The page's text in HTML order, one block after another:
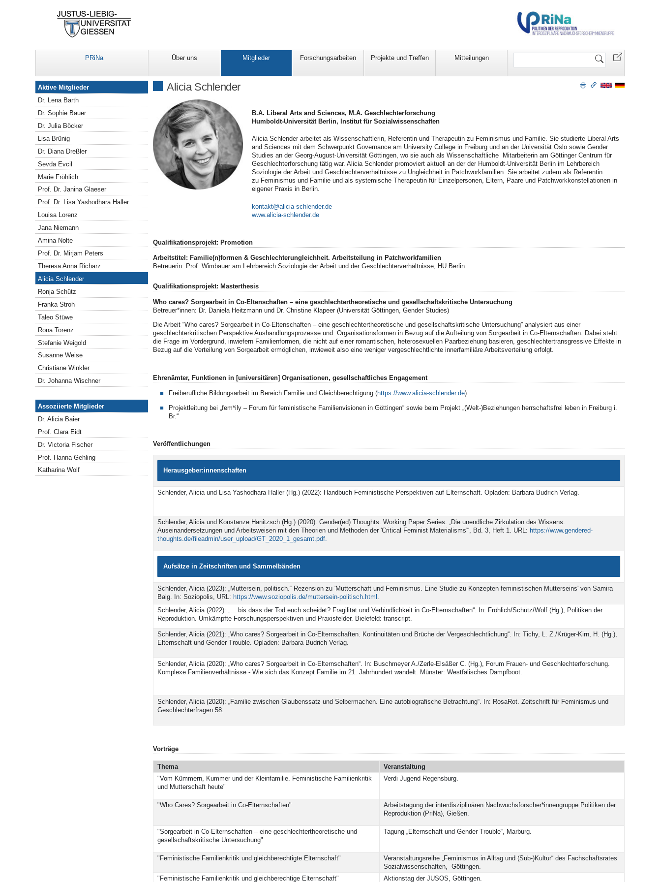
PRiNa Über uns Mitglieder Forschungsarbeiten Projekte und Treffen Mitteilungen
Website
Alicia Schlender
B.A. Liberal Arts and Sciences, M.A. Geschlechterforschung
Humboldt-Universität Berlin, Institut für Sozialwissen­schaften
Alicia Schlender arbeitet als Wissenschaftlerin, Referentin und Therapeutin zu Feminismus und Familie. Sie studierte Liberal Arts
and Sciences mit dem Schwerpunkt Governance am University College in Freiburg und an der Universität Oslo sowie Gender
Studies an der Georg-August-Universität Göttingen, wo sie auch als Wissenschaftliche Mitarbeiterin am Göttinger Centrum für
Geschlechterforschung tätig war. Alicia Schlender promoviert aktuell an der der Humboldt-Universität Berlin im Lehrbereich
Soziologie der Arbeit und Geschlechterverhältnisse zu Ungleichheit in Patchworkfamilien. Sie arbeitet zudem als Referentin
zu Feminismus und Familie und als systemische Therapeutin für Einzelpersonen, Eltern, Paare und Patchworkkonstellationen in
eigener Praxis in Berlin.
kontakt@alicia-schlender.de
www.alicia-schlender.de
Qualifikationsprojekt: Promotion
Arbeitstitel: Familie(n)formen & Geschlechterungleichheit. Arbeitsteilung in Patchworkfamilien
Betreuerin: Prof. Wimbauer am Lehrbereich Soziologie der Arbeit und der Geschlechterverhältnisse, HU Berlin
Qualifikationsprojekt: Masterthesis
Who cares? Sorgearbeit in Co-Eltenschaften – eine geschlechtertheoretische und gesellschaftskritische Untersuchung
Betreuer*innen: Dr. Daniela Heitzmann und Dr. Christine Klapeer (Universität Göttingen, Gender Studies)
Die Arbeit “Who cares? Sorgearbeit in Co-Eltenschaften – eine geschlechtertheoretische und gesellschaftskritische Untersuchung” analysiert aus einer
geschlechterkritischen Perspektive Aushandlungsprozesse und Organisationsformen in Bezug auf die Aufteilung von Sorgearbeit in Co-Elternschaften. Dabei steht
die Frage im Vordergrund, inwiefern Familienformen, die nicht auf einer romantischen, heterosexuellen Paarbeziehung basieren, geschlechtertransgressive Effekte in
Bezug auf die Verteilung von Sorgearbeit ermöglichen, inwieweit also eine weniger vergeschlechtlichte innerfamiliäre Arbeitsverteilung erfolgt.
Ehrenämter, Funktionen in [universitären] Organisationen, gesellschaftliches Engagement
Freiberufliche Bildungsarbeit im Bereich Familie und Gleichberechtigung (https://www.alicia-schlender.de)
Projektleitung bei „fem*ily – Forum für feministische Familienvisionen in Göttingen“ sowie beim Projekt „(Welt-)Beziehungen herrschaftsfrei leben in Freiburg i.
Br.“
Veröffentlichungen
Herausgeber:innenschaften
Schlender, Alicia und Lisa Yashodhara Haller (Hg.) (2022): Handbuch Feministische Perspektiven auf Elternschaft. Opladen: Barbara Budrich Verlag.
Schlender, Alicia und Konstanze Hanitzsch (Hg.) (2020): Gender(ed) Thoughts. Working Paper Series. „Die unendliche Zirkulation des Wissens.
Auseinandersetzungen und Arbeitsweisen mit den Theorien und Methoden der 'Critical Feminist Materialisms'“, Bd. 3, Heft 1. URL: https://www.gendered-
thoughts.de/fileadmin/user_upload/GT_2020_1_gesamt.pdf.
Aufsätze in Zeitschriften und Sammelbänden
Schlender, Alicia (2023): „Muttersein, politisch.“ Rezension zu 'Mutterschaft und Feminismus. Eine Studie zu Konzepten feministischen Mutterseins' von Samira
Baig. In: Soziopolis, URL: https://www.soziopolis.de/muttersein-politisch.html .
Schlender, Alicia (2022): „... bis dass der Tod euch scheidet? Fragilität und Verbindlichkeit in Co-Elternschaften“. In: Fröhlich/Schütz/Wolf (Hg.), Politiken der
Reproduktion. Umkämpfte Forschungsperspektiven und Praxisfelder. Bielefeld: transcript.
Schlender, Alicia (2021): „Who cares? Sorgearbeit in Co-Elternschaften. Kontinuitäten und Brüche der Vergeschlechtlichung“. In: Tichy, L. Z./Krüger-Kirn, H. (Hg.),
Elternschaft und Gender Trouble. Opladen: Barbara Budrich Verlag.
Schlender, Alicia (2020): „Who cares? Sorgearbeit in Co-Elternschaften“. In: Buschmeyer A./Zerle-Elsäßer C. (Hg.), Forum Frauen- und Geschlechterforschung.
Komplexe Familienverhältnisse - Wie sich das Konzept Familie im 21. Jahrhundert wandelt. Münster: Westfälisches Dampfboot.
Schlender, Alicia (2020): „Familie zwischen Glaubenssatz und Selbermachen. Eine autobiografische Betrachtung“. In: RosaRot. Zeitschrift für Feminismus und
Geschlechterfragen 58.
Vorträge
Thema
Veranstaltung
"Vom Kümmern, Kummer und der Kleinfamilie. Feministische Familienkritik
und Mutterschaft heute"
Verdi Jugend Regensburg.
"Who Cares? Sorgearbeit in Co-Elternschaften"
Arbeitstagung der interdisziplinären Nachwuchsforscher*innengruppe Politiken der
Reproduktion (PriNa), Gießen.
"Sorgearbeit in Co-Elternschaften – eine geschlechtertheoretische und
gesellschaftskritische Untersuchung"
Tagung „Elternschaft und Gender Trouble“, Marburg.
"Feministische Familienkritik und gleichberechtigte Elternschaft"
Veranstaltungsreihe „Feminismus in Alltag und (Sub-)Kultur“ des Fachschaftsrates
Sozialwissenschaften, Göttingen.
"Feministische Familienkritik und gleichberechtige Elternschaft"
Aktionstag der JUSOS, Göttingen.
Mitglieder
Aktive Mitglieder
Dr. Lena Barth
Dr. Sophie Bauer
Dr. Julia Böcker
Lisa Brünig
Dr. Diana Dreßler
Sevda Evcil
Marie Fröhlich
Prof. Dr. Janina Glaeser
Prof. Dr. Lisa Yashodhara Haller
Louisa Lorenz
Jana Niemann
Amina Nolte
Prof. Dr. Mirjam Peters
Theresa Anna Richarz
Alicia Schlender
Ronja Schütz
Franka Stroh
Taleo Stüwe
Rona Torenz
Stefanie Weigold
Susanne Weise
Christiane Winkler
Dr. Johanna Wischner
Assoziierte Mitglieder
Assoziierte Mitglieder
Dr. Alicia Baier
Prof. Clara Eidt
Dr. Victoria Fischer
Prof. Hanna Gehling
Katharina Wolf